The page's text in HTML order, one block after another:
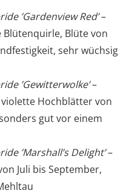
’Gardenview Red’–
Blüte von
sehr wüchsig
’Gewitterwolke’–
Hochblätter von
gut vor einem
’Marshall’s Delight’–
Juli bis September,